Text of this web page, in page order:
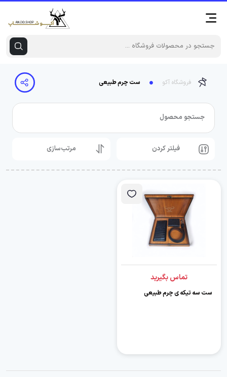
فروشگاه آکو ست چرم طبیعی
جستجو محصول
فیلتر کردن مرتب‌سازی
تماس بگیرید
ست سه تیکه ی چرم طبیعی